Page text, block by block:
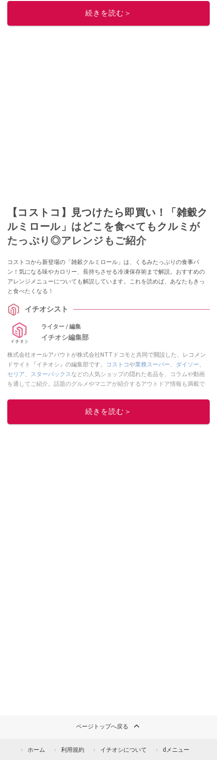
このイチオシストの他の記事を読む
続きを読む＞
【コストコ】見つけたら即買い！「雑穀ク
ルミロール」はどこを食べてもクルミが
たっぷり◎アレンジもご紹介
コストコから新登場の「雑穀クルミロール」は、くるみたっぷりの食事パ
ン！気になる味やカロリー、長持ちさせる冷凍保存術まで解説。おすすめの
アレンジメニューについても解説しています。これを読めば、あなたもきっ
と食べたくなる！
イチオシスト
ライター / 編集
イチオシ編集部
株式会社オールアバウトが株式会社NTTドコモと共同で開設した、レコメン
ドサイト『イチオシ』の編集部です。
コストコや業務スーパー ダイソー
セリア
スターバックス などの人気ショップの隠れた名品を、コラムや動画
を通してご紹介。話題のグルメやマニアが紹介するアウトドア情報も満載で
レビューしています。毎日トレンド情報をお届けしているので、ぜひ
してください！続きを読む＞
ページトップへ戻る
ホーム 利用規約 イチオシについて dメニュー